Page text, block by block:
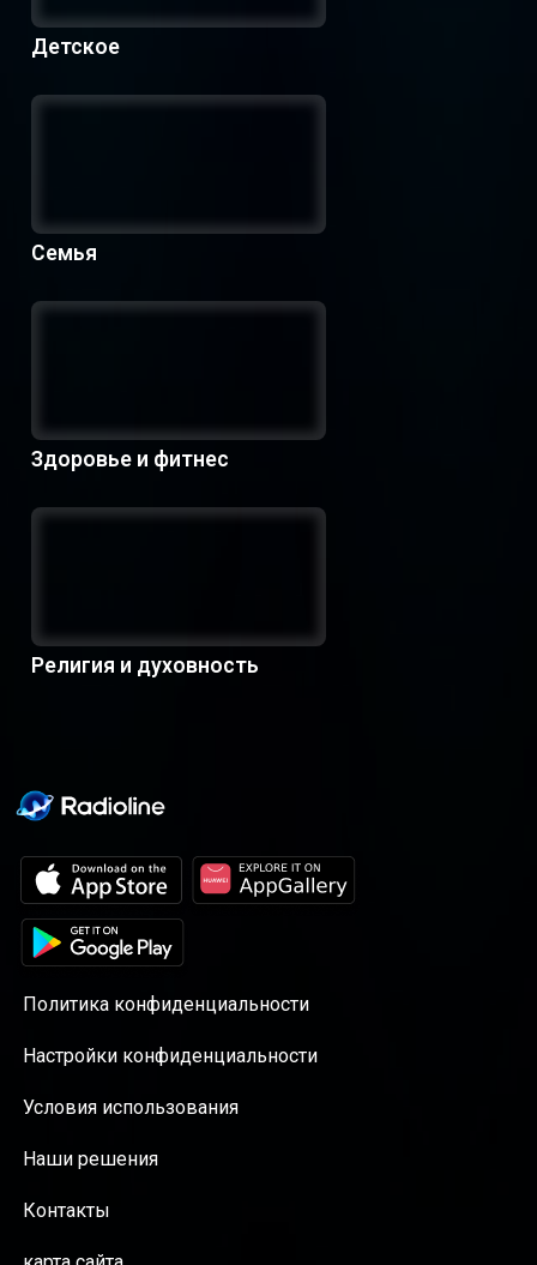
Детское
Семья
Здоровье и фитнес
Религия и духовность
Политика конфиденциальности
Настройки конфиденциальности
Условия использования
Наши решения
Контакты